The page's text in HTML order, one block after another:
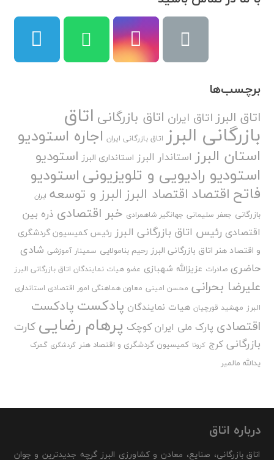
برچسب‌ها
اتاق البرز اتاق ایران اتاق بازرگانی اتاق
بازرگانی البرز اتاق بازرگانی ایران اجاره استودیو
استان البرز استاندار البرز استانداری البرز استودیو
استودیو رادیویی و تلویزیونیاستودیو
فاتح اقتصاد اقتصاد البرزالبرز و توسعه ایران
بازرگانی جعفر سلیمانی جهانگیر شاهمرادی خبر اقتصادی ذره بین
اقتصادی رئیس اتاق بازرگانی البرز رئیس کمیسیون گردشگری
و اقتصاد هنر اتاق بازرگانی البرز رحیم بنامولایی سمینار آموزشی شادی
حاضری صادرات عزیزالله شهبازی عضو هیات نمایندگان اتاق بازرگانی البرز
علیرضا بحرانی محسن امینی معاون هماهنگی امور اقتصادی استانداری
البرز مهشید قورچیان هیات نمایندگان پادکست پادکست
اقتصادی پارک ملی ایران کوچک پرهام رضایی کارت
بازرگانی کرج کرونا کمیسیون گردشگری و اقتصاد هنر گردشگری گمرک
یدالله مالمیر
درباره اتاق
اتاق بازرگانی، صنایع، معادن و کشاورزی البرز گرچه جدیدترین و جوان